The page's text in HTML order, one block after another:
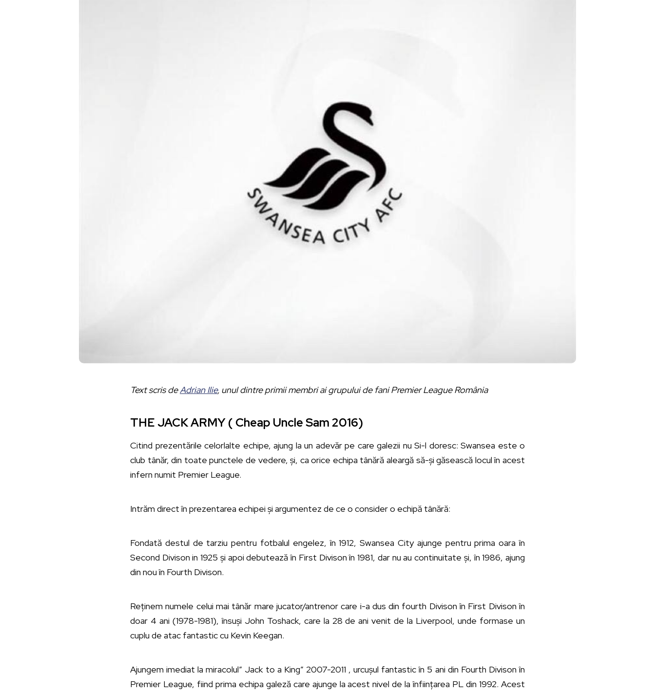
Text scris deAdrian Ilie, unul dintre primii membri ai grupului de fani Premier League România
THE JACK ARMY ( Cheap Uncle Sam 2016)
Citind prezentările celorlalte echipe, ajung la un adevăr pe care galezii nu Si-l doresc: Swansea este o
club tânăr, din toate punctele de vedere, și, ca orice echipa tânără aleargă să-și găsească locul în acest
infern numit Premier League.
Intrăm direct în prezentarea echipei și argumentez de ce o consider o echipă tânără:
Fondată destul de tarziu pentru fotbalul engelez, în 1912, Swansea City ajunge pentru prima oara în
Second Divison in 1925 și apoi debutează în First Divison în 1981, dar nu au continuitate și, în 1986, ajung
din nou în Fourth Divison.
Reținem numele celui mai tânăr mare jucator/antrenor care i-a dus din fourth Divison în First Divison în
doar 4 ani (1978-1981), însuși John Toshack, care la 28 de ani venit de la Liverpool, unde formase un
cuplu de atac fantastic cu Kevin Keegan.
Ajungem imediat la miracolul” Jack to a King” 2007-2011 , urcușul fantastic în 5 ani din Fourth Divison în
Premier League, fiind prima echipa galeză care ajunge la acest nivel de la înființarea PL din 1992. Acest